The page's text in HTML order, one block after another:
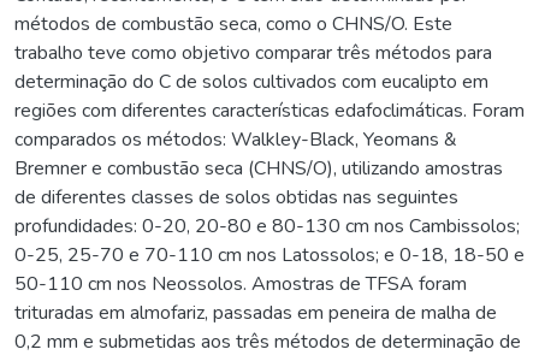
métodos de combustão seca, como o CHNS/O. Este
trabalho teve como objetivo comparar três métodos para
determinação do C de solos cultivados com eucalipto em
regiões com diferentes características edafoclimáticas. Foram
comparados os métodos: Walkley-Black, Yeomans &
Bremner e combustão seca (CHNS/O), utilizando amostras
de diferentes classes de solos obtidas nas seguintes
profundidades: 0-20, 20-80 e 80-130 cm nos Cambissolos;
0-25, 25-70 e 70-110 cm nos Latossolos; e 0-18, 18-50 e
50-110 cm nos Neossolos. Amostras de TFSA foram
trituradas em almofariz, passadas em peneira de malha de
0,2 mm e submetidas aos três métodos de determinação de